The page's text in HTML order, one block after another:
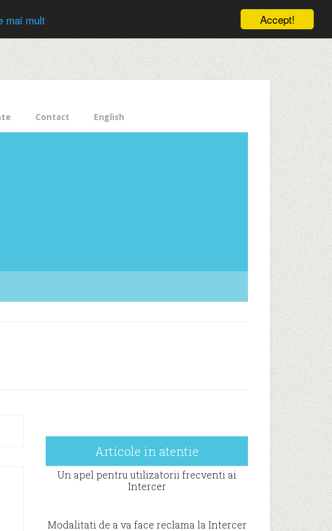
Accept!
mai mult
Contact English
Articole in atentie
Un apel pentru utilizatorii frecventi ai
Intercer
Modalitati de a va face reclama la Intercer